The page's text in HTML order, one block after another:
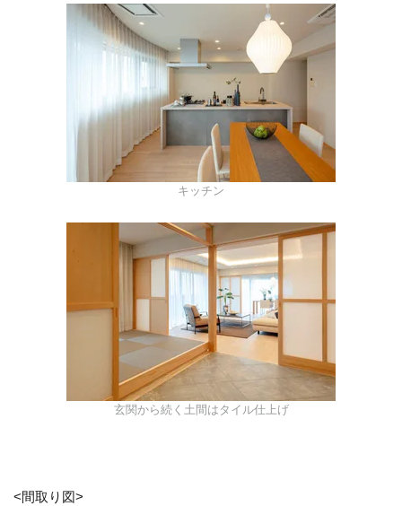
キッチン
玄関から続く土間はタイル仕上げ
<間取り図>